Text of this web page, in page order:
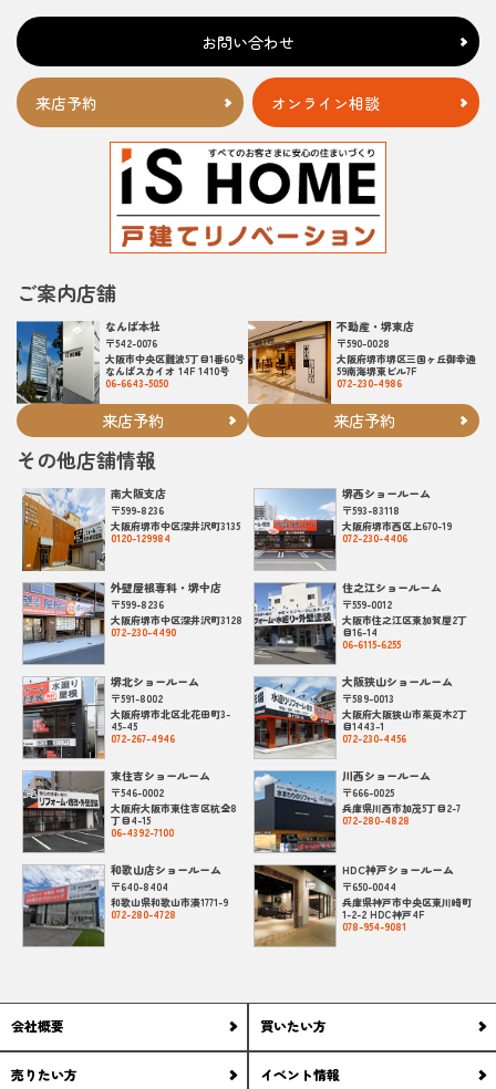
お問い合わせ
来店予約 オンライン相談
ご案内店舗
なんば本社
〒542-0076
大阪市中央区難波5丁目1番60号
なんばスカイオ 14F 1410号
06-6643-5050
来店予約
不動産・堺東店
〒590-0028
大阪府堺市堺区三国ヶ丘御幸通
59南海堺東ビル7F
072-230-4986
来店予約
その他店舗情報
南大阪支店
〒599-8236
大阪府堺市中区深井沢町3135
0120-129984
外壁屋根専科・堺中店
〒599-8236
大阪府堺市中区深井沢町3128
072-230-4490
堺北ショールーム
〒591-8002
大阪府堺市北区北花田町3-
45-45
072-267-4946
東住吉ショールーム
〒546-0002
大阪府大阪市東住吉区杭全8
丁目4-15
06-4392-7100
和歌山店ショールーム
〒640-8404
和歌山県和歌山市湊1771-9
072-280-4728
堺西ショールーム
〒593-83118
大阪府堺市西区上670-19
072-230-4406
住之江ショールーム
〒559-0012
大阪市住之江区東加賀屋2丁
目16-14
06-6115-6255
大阪狭山ショールーム
〒589-0013
大阪府大阪狭山市茱萸木2丁
目1443-1
072-230-4456
川西ショールーム
〒666-0025
兵庫県川西市加茂5丁目2-7
072-280-4828
HDC神戸ショールーム
〒650-0044
兵庫県神戸市中央区東川崎町
1-2-2 HDC神戸4F
078-954-9081
会社概要 買いたい方
売りたい方 イベント情報